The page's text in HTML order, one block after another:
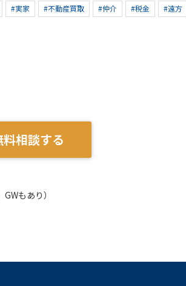
#実家 #不動産買取 #仲介 #税金 #遠方
料相談する
もあり）